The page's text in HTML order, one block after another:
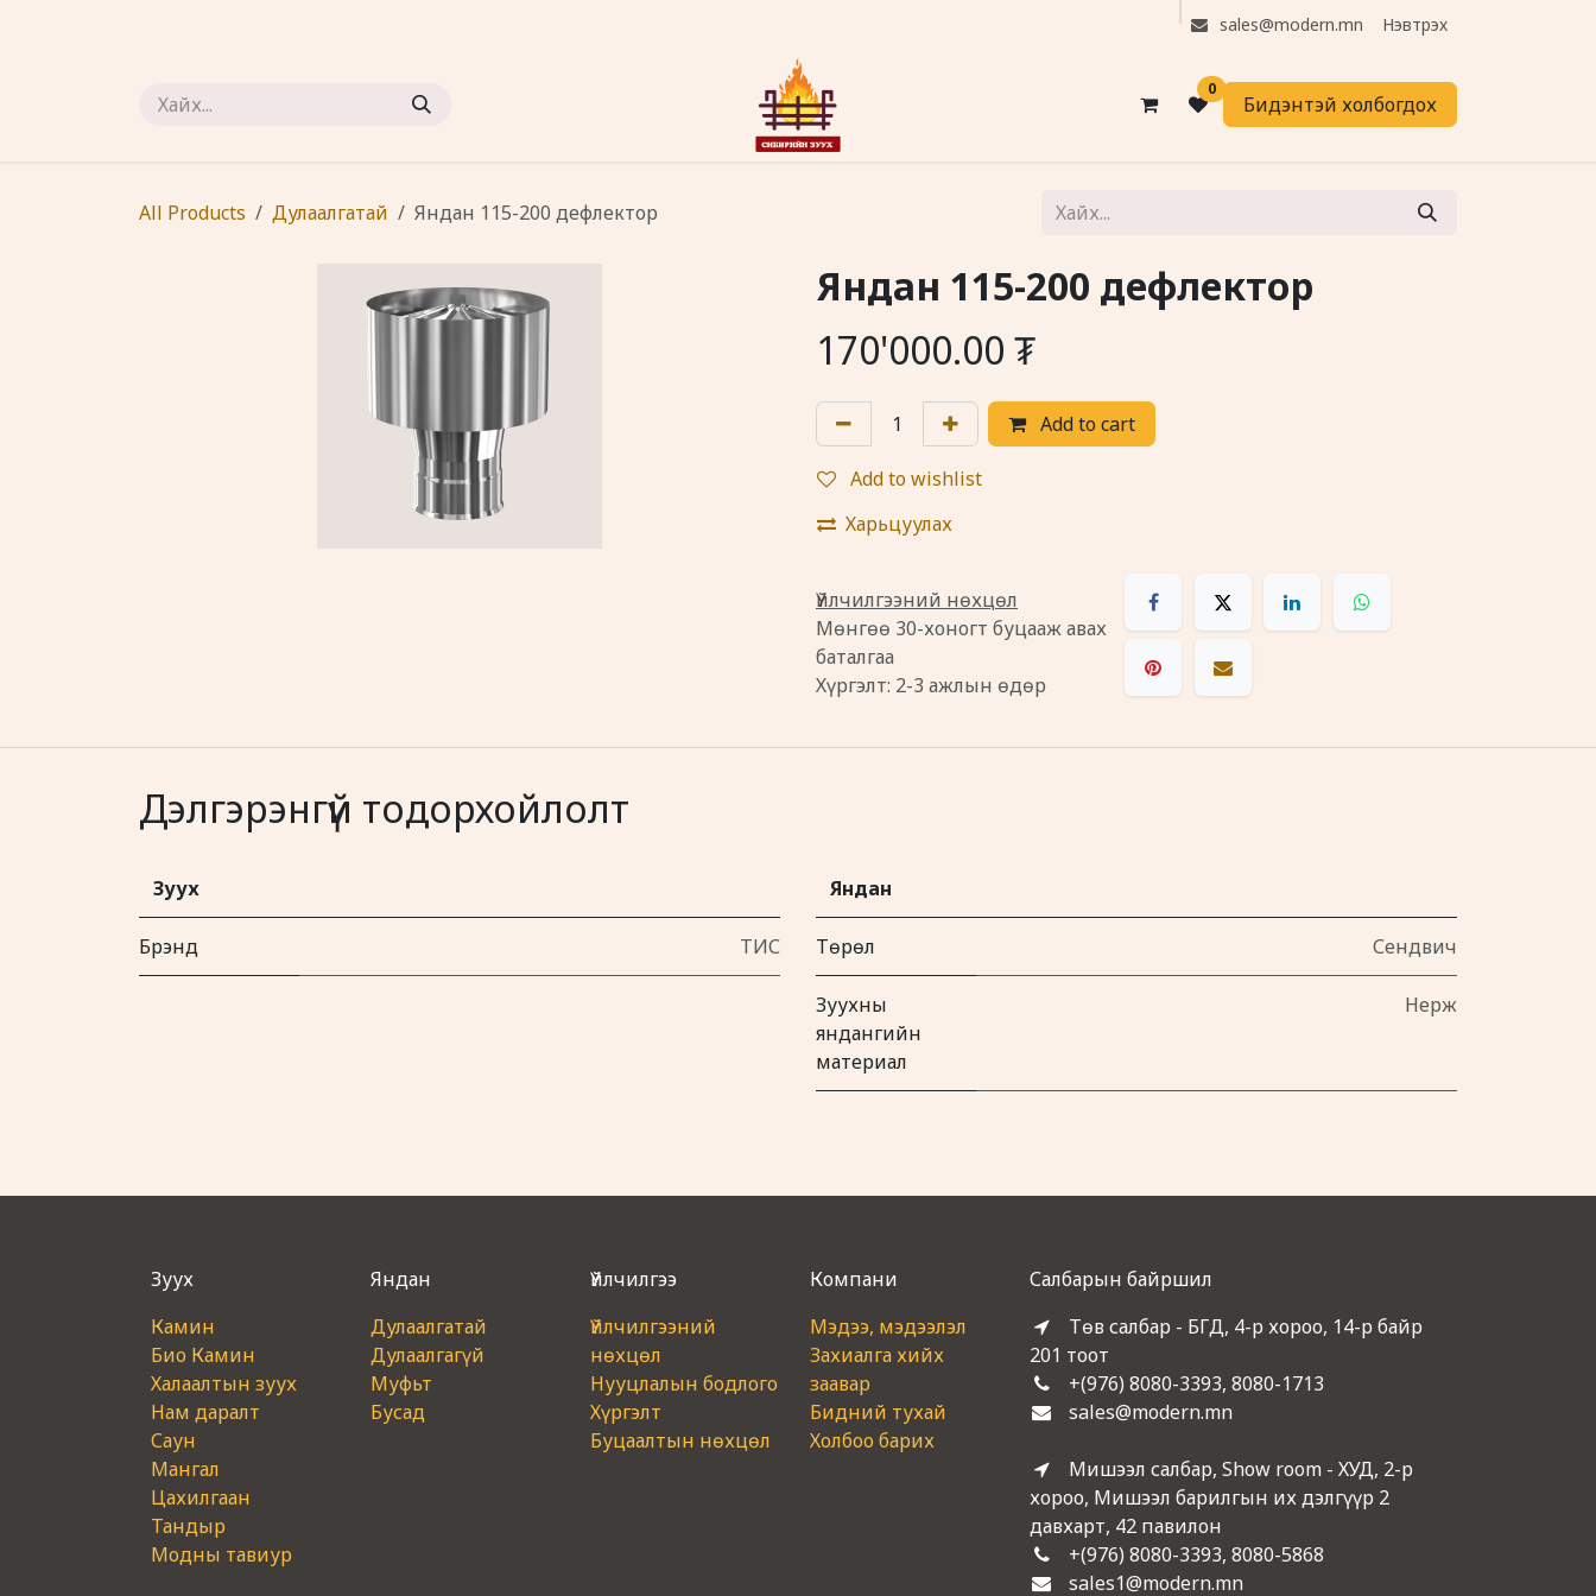
sales@modern.mn Нэвтрэх
0
Бидэнтэй холбогдох
All Products Дулаалгатай Яндан 115-200 дефлектор
Яндан 115-200 дефлектор
170'000.00 ₮
Add to cart
Add to wishlist
Харьцуулах
Үйлчилгээний нөхцөл
Мөнгөө 30-хоногт буцааж авах
баталгаа
Хүргэлт: 2-3 ажлын өдөр
Дэлгэрэнгүй тодорхойлолт
Зуух
Брэнд ТИС
Яндан
Төрөл Сендвич
Зуухны
яндангийн
материал
Нерж
Салбарын байршил
Төв салбар - БГД, 4-р хороо, 14-р байр
201 тоот
+(976) 8080-3393, 8080-1713
sales@modern.mn
Мишээл салбар, Show room - ХУД, 2-р
хороо, Мишээл барилгын их дэлгүүр 2
давхарт, 42 павилон
+(976) 8080-3393, 8080-5868
sales1@modern.mn
Үйлчилгээ
Үйлчилгээний
нөхцөл
Нууцлалын бодлого
Хүргэлт
Буцаалтын нөхцөл
Яндан
Дулаалгатай
Дулаалгагүй
Муфьт
Бусад
Компани
Мэдээ, мэдээлэл
Захиалга хийх
заавар
Бидний тухай
Холбоо барих
Зуух
Камин
Био Камин
Халаалтын зуух
Нам даралт
Саун
Мангал
Цахилгаан
Тандыр
Модны тавиур